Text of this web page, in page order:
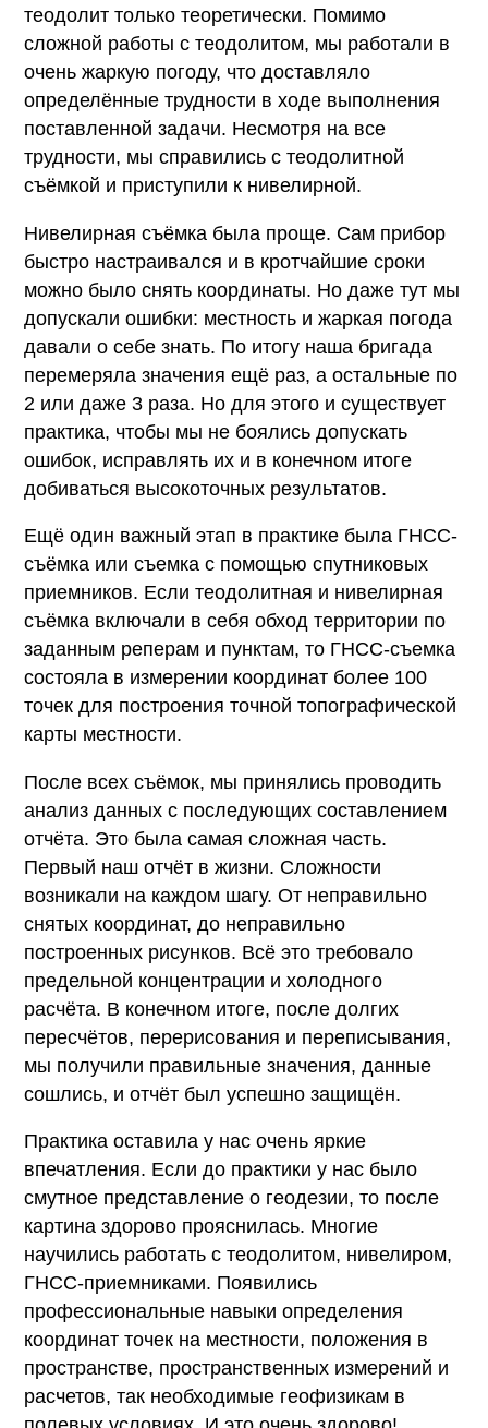
теодолит только теоретически. Помимо
сложной работы с теодолитом, мы работали в
очень жаркую погоду, что доставляло
определённые трудности в ходе выполнения
поставленной задачи. Несмотря на все
трудности, мы справились с теодолитной
съёмкой и приступили к нивелирной.
Нивелирная съёмка была проще. Сам прибор
быстро настраивался и в кротчайшие сроки
можно было снять координаты. Но даже тут мы
допускали ошибки: местность и жаркая погода
давали о себе знать. По итогу наша бригада
перемеряла значения ещё раз, а остальные по
2 или даже 3 раза. Но для этого и существует
практика, чтобы мы не боялись допускать
ошибок, исправлять их и в конечном итоге
добиваться высокоточных результатов.
Ещё один важный этап в практике была ГНСС-
съёмка или съемка с помощью спутниковых
приемников. Если теодолитная и нивелирная
съёмка включали в себя обход территории по
заданным реперам и пунктам, то ГНСС-съемка
состояла в измерении координат более 100
точек для построения точной топографической
карты местности.
После всех съёмок, мы принялись проводить
анализ данных с последующих составлением
отчёта. Это была самая сложная часть.
Первый наш отчёт в жизни. Сложности
возникали на каждом шагу. От неправильно
снятых координат, до неправильно
построенных рисунков. Всё это требовало
предельной концентрации и холодного
расчёта. В конечном итоге, после долгих
пересчётов, перерисования и переписывания,
мы получили правильные значения, данные
сошлись, и отчёт был успешно защищён.
Практика оставила у нас очень яркие
впечатления. Если до практики у нас было
смутное представление о геодезии, то после
картина здорово прояснилась. Многие
научились работать с теодолитом, нивелиром,
ГНСС-приемниками. Появились
профессиональные навыки определения
координат точек на местности, положения в
пространстве, пространственных измерений и
расчетов, так необходимые геофизикам в